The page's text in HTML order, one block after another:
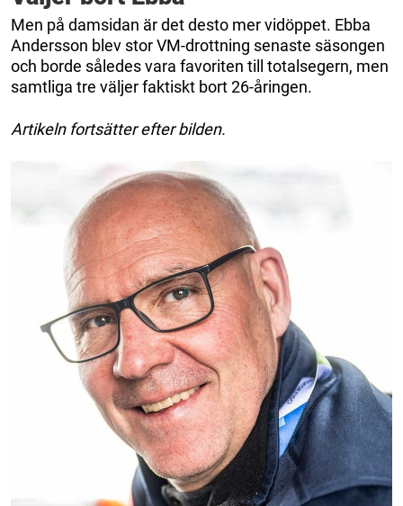
Men på damsidan är det desto mer vidöppet. Ebba
Andersson blev stor VM-drottning senaste säsongen
och borde således vara favoriten till totalsegern, men
samtliga tre väljer faktiskt bort 26-åringen.
Artikeln fortsätter efter bilden.